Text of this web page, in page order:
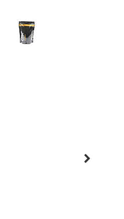
Next